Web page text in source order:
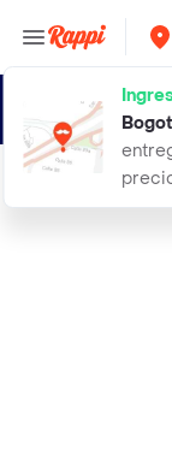
flores